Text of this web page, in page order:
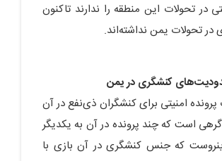
در تحولات این منطقه را ندارند تاکنون
تحولات یمن نداشته‌اند.
کنشگری در یمن
امنیتی برای کنشگران ذی‌نفع در آن
است که چند پرونده در آن به یکدیگر
می‌رسند. ازاین‎روست که جنس کنشگری در آن بازی با